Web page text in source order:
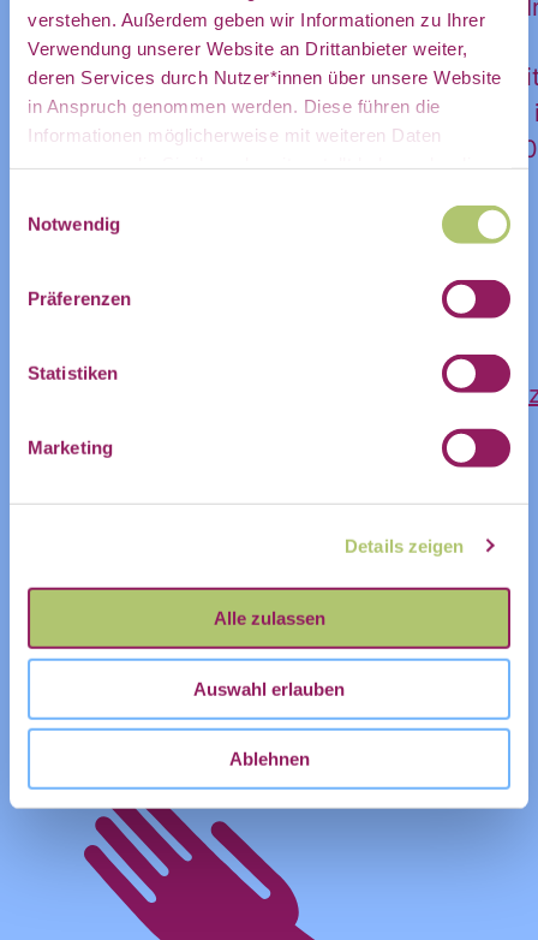
verstehen. Außerdem geben wir Informationen zu Ihrer
Verwendung unserer Website an Drittanbieter weiter,
deren Services durch Nutzer*innen über unsere Website
in Anspruch genommen werden. Diese führen die
Informationen möglicherweise mit weiteren Daten
haben.
Notwendig
Präferenzen
Statistiken
Marketing
Details zeigen
Alle zulassen
Auswahl erlauben
Ablehnen
interaktiver Lernplattform mit Videos,
wöchentlichen Online-Livesessions
datenwissenschaftlichen Tutor*innen,
den unten genannten Terminen von
Arbeit in Lerntandems,
individuellem Sprechstundenangebot.
https://correlaid.org/bildung/
ZUM KALENDER HINZUFÜGEN
mein
persönliches
Postfach:
Name
Nachname